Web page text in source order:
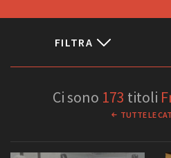
ABOUT
Storia della Fondazione
Partner
FILTRA
StatusCi sono 173 titoli
TUTTE LE